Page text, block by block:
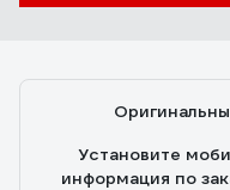
Установите
информация по